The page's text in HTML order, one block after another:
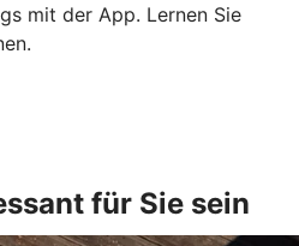
mit der App. Lernen Sie
für Sie sein